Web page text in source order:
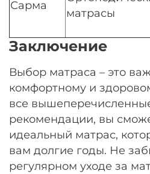
Сарма
матрасы
Заключение
Выбор матраса – это
комфортному и
все
рекомендации, вы
идеальный матрас,
вам долгие годы. Не
регулярном уходе за